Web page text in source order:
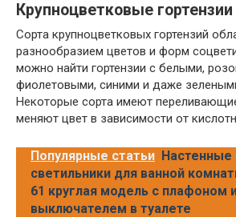
Крупноцветковые гортензии
Сорта крупноцветковых гортензий
разнообразием цветов и форм
можно найти гортензии с белыми,
фиолетовыми, синими и даже
Некоторые сорта имеют
меняют цвет в зависимости от
Популярные статьи Настенные
светильники для ванной
61 круглая модель с плафоном
выключателем в туалете